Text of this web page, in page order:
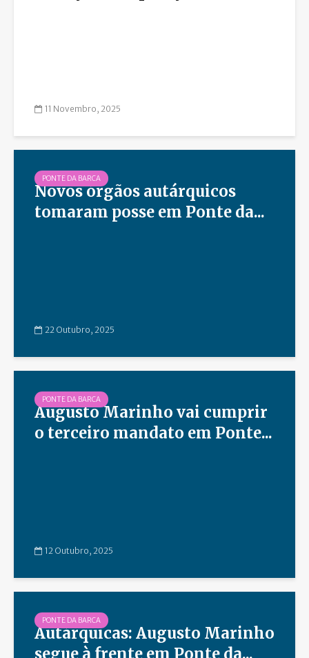
11 Novembro, 2025
PONTE DA BARCA
Novos órgãos autárquicos
tomaram posse em Ponte da...
22 Outubro, 2025
PONTE DA BARCA
Augusto Marinho vai cumprir
o terceiro mandato em Ponte...
12 Outubro, 2025
PONTE DA BARCA
Autárquicas: Augusto Marinho
segue à frente em Ponte da...